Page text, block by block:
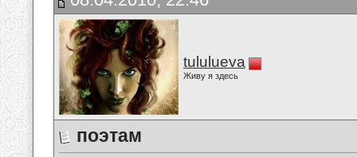
tululueva
Живу я здесь
поэтам